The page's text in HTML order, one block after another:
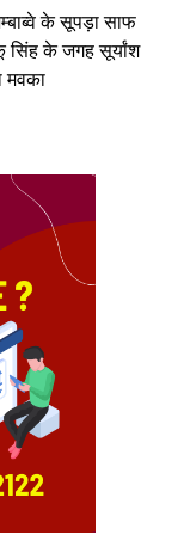
के सूपड़ा साफ
सिंह के जगह सूर्यांश